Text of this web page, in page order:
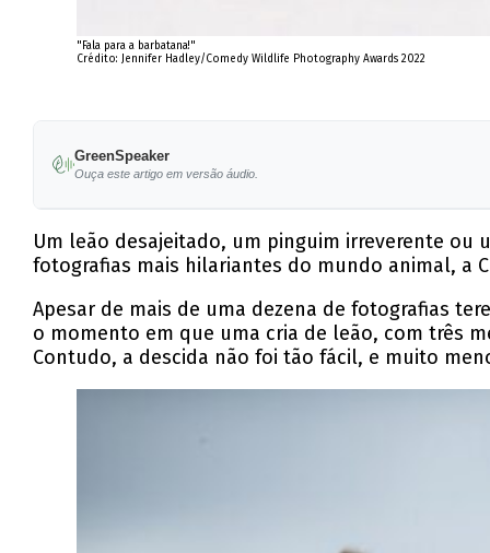
"Fala para a barbatana!"
Crédito: Jennifer Hadley/Comedy Wildlife Photography Awards 2022
GreenSpeaker
Ouça este artigo em versão áudio.
Um leão desajeitado, um pinguim irreverente
fotografias mais hilariantes do mundo animal, a
Apesar de mais de uma dezena de fotografias
o momento em que uma cria de leão, com três
Contudo, a descida não foi tão fácil, e muito